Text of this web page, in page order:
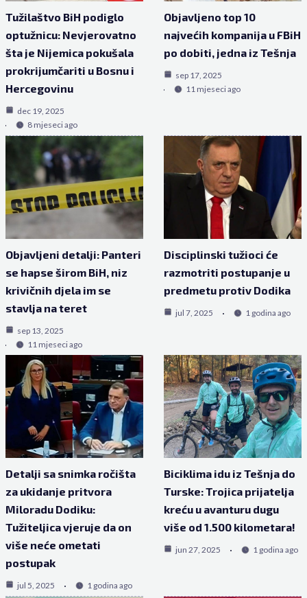
Tužilaštvo BiH podiglo
optužnicu: Nevjerovatno
šta je Nijemica pokušala
prokrijumčariti u Bosnu i
Hercegovinu
dec 19, 2025
8 mjeseci ago
Objavljeno top 10
najvećih kompanija u FBiH
po dobiti, jedna iz Tešnja
sep 17, 2025
11 mjeseci ago
Objavljeni detalji: Panteri
se hapse širom BiH, niz
krivičnih djela im se
stavlja na teret
sep 13, 2025
11 mjeseci ago
Disciplinski tužioci će
razmotriti postupanje u
predmetu protiv Dodika
jul 7, 2025 1 godina ago
Detalji sa snimka ročišta
za ukidanje pritvora
Miloradu Dodiku:
Tužiteljica vjeruje da on
više neće ometati
postupak
jul 5, 2025 1 godina ago
Biciklima idu iz Tešnja do
Turske: Trojica prijatelja
kreću u avanturu dugu
više od 1.500 kilometara!
jun 27, 2025 1 godina ago